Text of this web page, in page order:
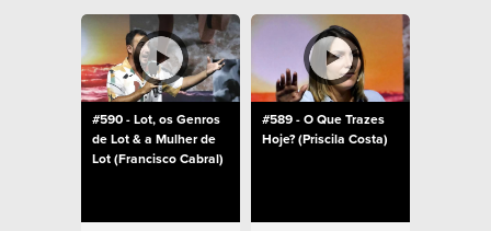
#590 - Lot, os Genros
de Lot & a Mulher de
Lot (Francisco Cabral)
#589 - O Que Trazes
Hoje? (Priscila Costa)